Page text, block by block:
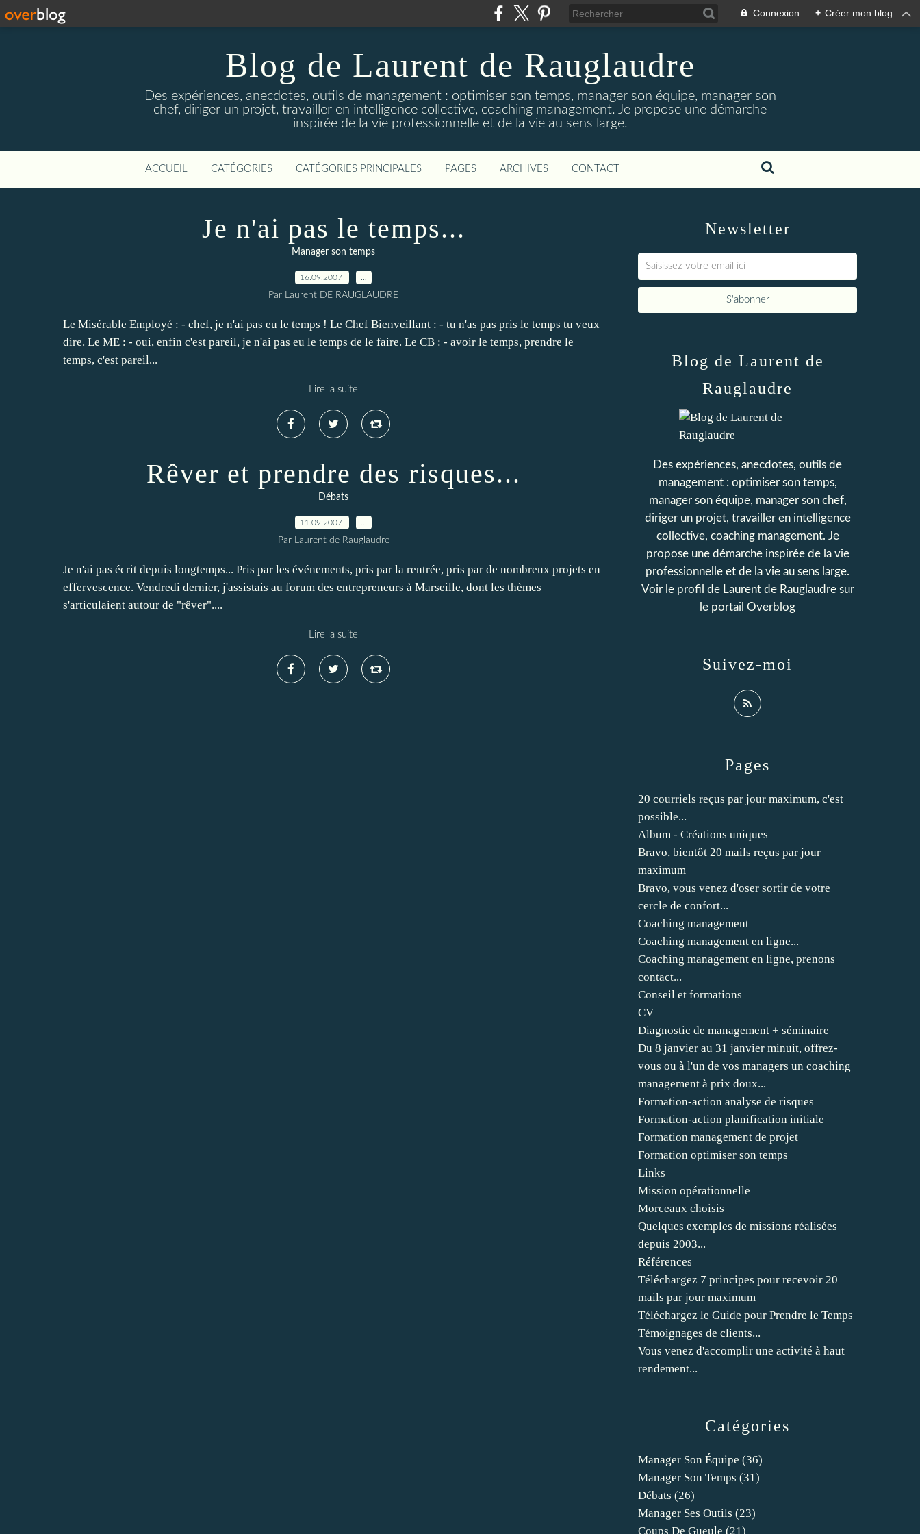
Connexion + Créer mon blog
Blog de Laurent de Rauglaudre
Des expériences, anecdotes, outils de management : optimiser son temps, manager son équipe, manager son
chef, diriger un projet, travailler en intelligence collective, coaching management. Je propose une démarche
inspirée de la vie professionnelle et de la vie au sens large.
ACCUEIL CATÉGORIES CATÉGORIES PRINCIPALES PAGES ARCHIVES CONTACT
Je n'ai pas le temps...
Manager son temps
16.09.2007
Par Laurent DE RAUGLAUDRE
Le Misérable Employé : - chef, je n'ai pas eu le temps ! Le Chef Bienveillant : - tu n'as pas pris le temps tu veux
dire. Le ME : - oui, enfin c'est pareil, je n'ai pas eu le temps de le faire. Le CB : - avoir le temps, prendre le
temps, c'est pareil...
Lire la suite
Rêver et prendre des risques...
Débats
11.09.2007
Par Laurent de Rauglaudre
Je n'ai pas écrit depuis longtemps... Pris par les événements, pris par la rentrée, pris par de nombreux projets en
effervescence. Vendredi dernier, j'assistais au forum des entrepreneurs à Marseille, dont les thèmes
s'articulaient autour de "rêver"....
Lire la suite
Newsletter
Catégories
Manager Son Équipe (36)
Manager Son Temps (31)
Débats (26)
Manager Ses Outils (23)
Coups De Gueule (21)
Pages
20 courriels reçus par jour maximum, c'est
possible...
Album - Créations uniques
Bravo, bientôt 20 mails reçus par jour
maximum
Bravo, vous venez d'oser sortir de votre
cercle de confort...
Coaching management
Coaching management en ligne...
Coaching management en ligne, prenons
contact...
Conseil et formations
CV
Diagnostic de management + séminaire
Du 8 janvier au 31 janvier minuit, offrez-
vous ou à l'un de vos managers un coaching
management à prix doux...
Formation-action analyse de risques
Formation-action planification initiale
Formation management de projet
Formation optimiser son temps
Links
Mission opérationnelle
Morceaux choisis
Quelques exemples de missions réalisées
depuis 2003...
Références
Téléchargez 7 principes pour recevoir 20
mails par jour maximum
Téléchargez le Guide pour Prendre le Temps
Témoignages de clients...
Vous venez d'accomplir une activité à haut
rendement...
Blog de Laurent de
Rauglaudre
Des expériences, anecdotes, outils de
management : optimiser son temps,
manager son équipe, manager son chef,
diriger un projet, travailler en intelligence
collective, coaching management. Je
propose une démarche inspirée de la vie
professionnelle et de la vie au sens large.
Voir le profil de Laurent de Rauglaudresur
le portail Overblog
Suivez-moi